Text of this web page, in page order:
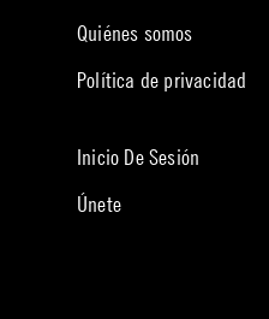
Quiénes somos
Política de privacidad
Inicio De Sesión
Únete